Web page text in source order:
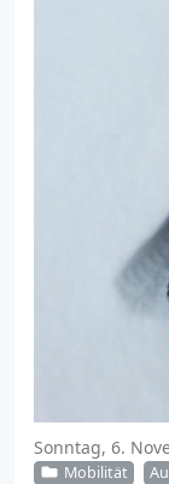
Sonntag, 6.
Mobilität